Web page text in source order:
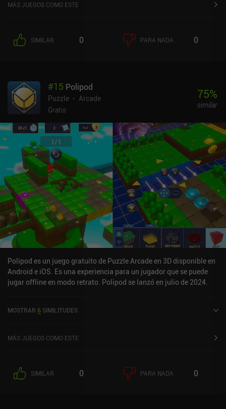
MÁS JUEGOS COMO ESTE
SIMILAR 0 PARA NADA 0
#15 Polipod
Puzzle
Arcade
Gratis
75%
similar
Polipod es un juego gratuito de Puzzle Arcade en 3D disponible en
Android e iOS. Es una experiencia para un jugador que se puede
jugar offline en modo retrato. Polipod se lanzó en julio de 2024.
MOSTRAR 6 SIMILITUDES
MÁS JUEGOS COMO ESTE
SIMILAR 0 PARA NADA 0